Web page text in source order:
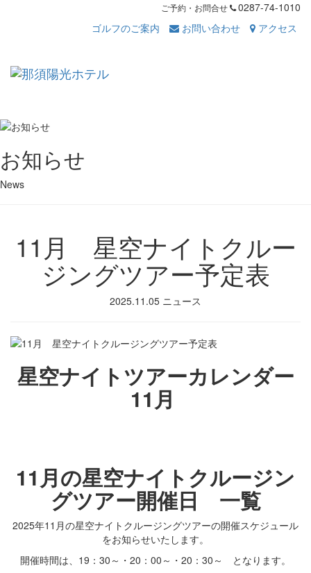
ご予約・お問合せ
0287-74-1010
ゴルフのご案内
お問い合わせ アクセス
お知らせ
News
11月 星空ナイトクルー
ジングツアー予定表
2025.11.05 ニュース
星空ナイトツアーカレンダー
11月
11月の星空ナイトクルージン
グツアー開催日 一覧
2025年11月の星空ナイトクルージングツアーの開催スケジュール
をお知らせいたします。
開催時間は、19：30～・20：00～・20：30～ となります。